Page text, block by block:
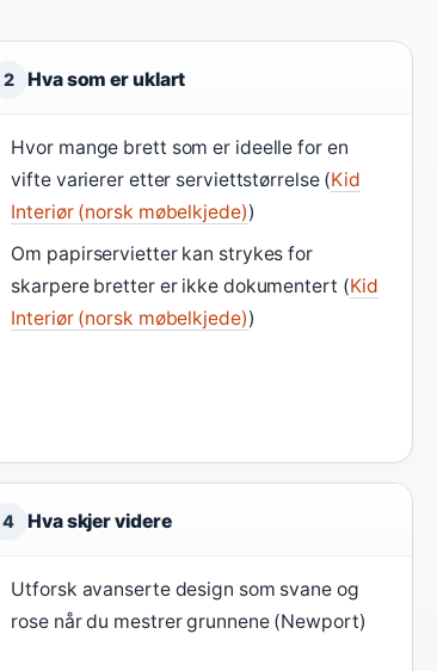
2 Hva som er uklart
Hvor mange brett som er ideelle for en
vifte varierer etter serviettstørrelse (Kid
Interiør (norsk møbelkjede))
Om papirservietter kan strykes for
skarpere bretter er ikke dokumentert (Kid
Interiør (norsk møbelkjede))
4 Hva skjer videre
Utforsk avanserte design som svane og
rose når du mestrer grunnene (Newport)